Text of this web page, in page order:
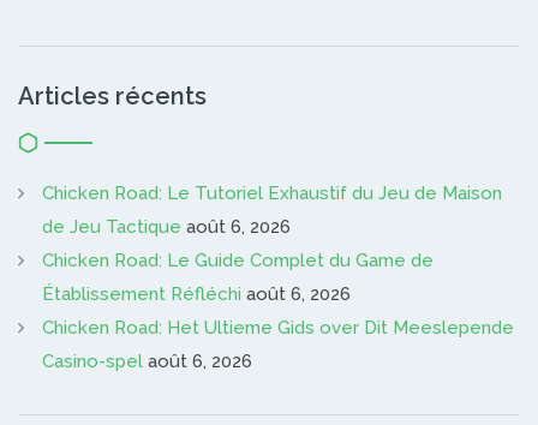
Articles récents
Chicken Road: Le Tutoriel Exhaustif du Jeu de Maison
de Jeu Tactique août 6, 2026
Chicken Road: Le Guide Complet du Game de
Établissement Réfléchi août 6, 2026
Chicken Road: Het Ultieme Gids over Dit Meeslepende
Casino-spel août 6, 2026